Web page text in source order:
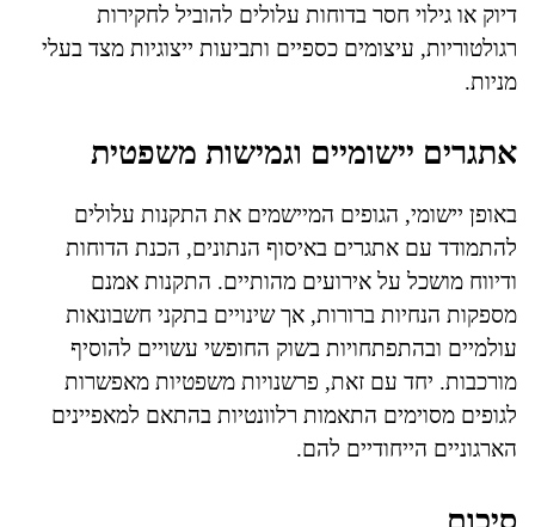
דיוק או גילוי חסר בדוחות עלולים להוביל לחקירות
רגולטוריות, עיצומים כספיים ותביעות ייצוגיות מצד בעלי
מניות.
אתגרים יישומיים וגמישות משפטית
באופן יישומי, הגופים המיישמים את התקנות עלולים
להתמודד עם אתגרים באיסוף הנתונים, הכנת הדוחות
ודיווח מושכל על אירועים מהותיים. התקנות אמנם
מספקות הנחיות ברורות, אך שינויים בתקני חשבונאות
עולמיים ובהתפתחויות בשוק החופשי עשויים להוסיף
מורכבות. יחד עם זאת, פרשנויות משפטיות מאפשרות
לגופים מסוימים התאמות רלוונטיות בהתאם למאפיינים
הארגוניים הייחודיים להם.